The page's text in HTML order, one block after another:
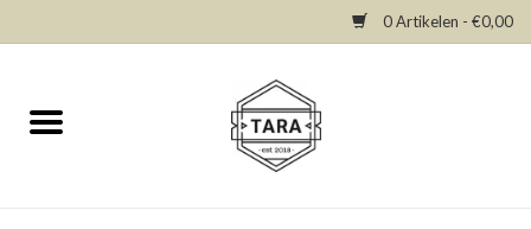
0 Artikelen - €0,00
Home